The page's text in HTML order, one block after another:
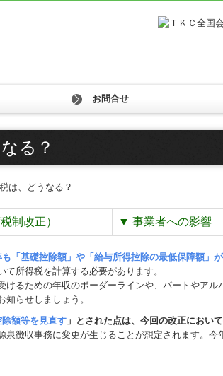
お問合せ
る？
制改正） ▼ 事業者への影響
「基礎控除額」や「給与所得控除の最低保障額」が
所得税を計算する必要があります。
るための年収のボーダーラインや、パートやアル
らせしましょう。
額等を見直す 」とされた点は、今回の改正におい
徴収事務に変更が生じることが想定されます。